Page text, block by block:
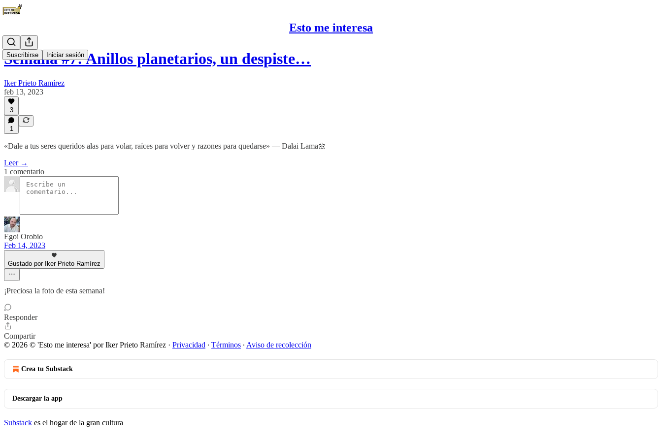
Esto me interesa
Suscribirse Iniciar sesión
Semana #7: Anillos planetarios, un despiste…
Iker Prieto Ramírez
feb 13, 2023
3
1
«Dale a tus seres queridos alas para volar, raíces para volver y razones para quedarse» — Dalai Lama🌼
Leer →
1 comentario
Egoi Orobio
Feb 14, 2023
Gustado por Iker Prieto Ramírez
¡Preciosa la foto de esta semana!
Responder
Compartir
© 2026 © 'Esto me interesa' por Iker Prieto Ramírez · Privacidad ∙ Términos ∙ Aviso de recolección
Crea tu Substack
Descargar la app
Substack es el hogar de la gran cultura